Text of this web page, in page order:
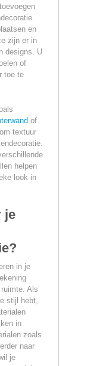
en
zijn er in
designs. U
of
toe te
of
textuur
helpen
look in
je
in je
Als
stijl hebt,
in
zoals
naar
je